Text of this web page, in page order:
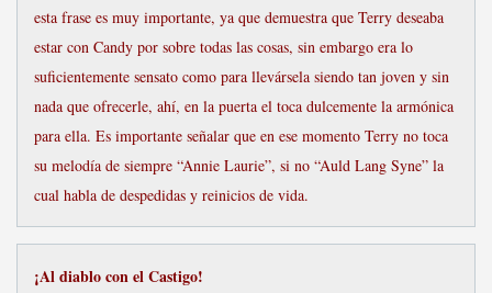
esta frase es muy importante, ya que demuestra que Terry deseaba
estar con Candy por sobre todas las cosas, sin embargo era lo
suficientemente sensato como para llevársela siendo tan joven y sin
nada que ofrecerle, ahí, en la puerta el toca dulcemente la armónica
para ella. Es importante señalar que en ese momento Terry no toca
su melodía de siempre “Annie Laurie”, si no “Auld Lang Syne” la
cual habla de despedidas y reinicios de vida.
¡Al diablo con el Castigo!